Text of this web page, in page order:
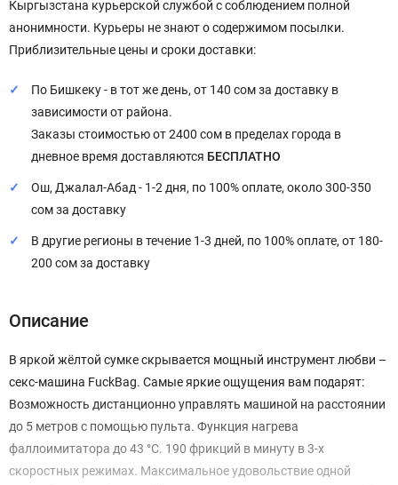
Кыргызстана курьерской службой с соблюдением полной
анонимности. Курьеры не знают о содержимом посылки.
Приблизительные цены и сроки доставки:
По Бишкеку - в тот же день, от 140 сом за доставку в
зависимости от района.
Заказы стоимостью от 2400 сом в пределах города в
дневное время доставляются БЕСПЛАТНО
Ош, Джалал-Абад - 1-2 дня, по 100% оплате, около 300-350
сом за доставку
В другие регионы в течение 1-3 дней, по 100% оплате, от 180-
200 сом за доставку
Описание
В яркой жёлтой сумке скрывается мощный инструмент любви –
секс-машина FuckBag. Самые яркие ощущения вам подарят:
Возможность дистанционно управлять машиной на расстоянии
до 5 метров с помощью пульта. Функция нагрева
фаллоимитатора до 43 °С. 190 фрикций в минуту в 3-х
скоростных режимах. Максимальное удовольствие одной